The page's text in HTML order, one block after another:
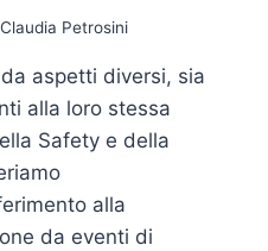
Petrosini
aspetti diversi, sia
alla loro stessa
Safety e della
alla
da eventi di